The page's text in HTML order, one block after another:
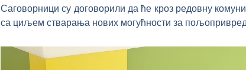
Саговорници су договорили да ће кроз редовну
са циљем стварања нових могућности за